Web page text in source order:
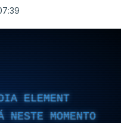
ELEMENT
NESTE MOMENTO